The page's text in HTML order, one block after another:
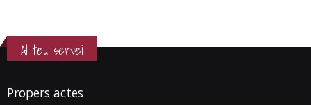
Al teu servei
Propers actes